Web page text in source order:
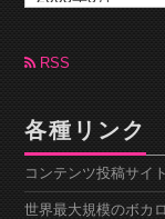
カ
ブ RSS
各種リンク
コンテンツ投稿サイ
世界最大規模のボカ